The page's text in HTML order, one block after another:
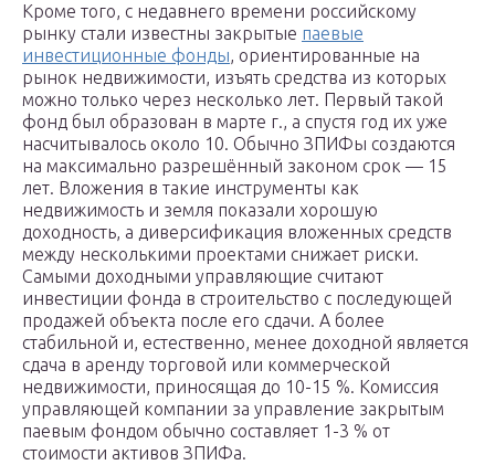
Кроме того, с недавнего времени российскому
рынку стали известны закрытые паевые
инвестиционные фонды, ориентированные на
рынок недвижимости, изъять средства из которых
можно только через несколько лет. Первый такой
фонд был образован в марте г., а спустя год их уже
насчитывалось около 10. Обычно ЗПИФы создаются
на максимально разрешённый законом срок — 15
лет. Вложения в такие инструменты как
недвижимость и земля показали хорошую
доходность, а диверсификация вложенных средств
между несколькими проектами снижает риски.
Самыми доходными управляющие считают
инвестиции фонда в строительство с последующей
продажей объекта после его сдачи. А более
стабильной и, естественно, менее доходной является
сдача в аренду торговой или коммерческой
недвижимости, приносящая до 10-15 %. Комиссия
управляющей компании за управление закрытым
паевым фондом обычно составляет 1-3 % от
стоимости активов ЗПИФа.